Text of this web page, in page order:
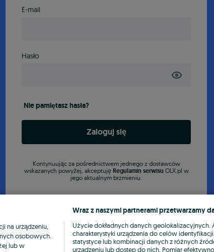
E-mail
Hasło
Nie pamiętasz hasła?
Zaloguj się
Kontynuując za pośrednictwem jednego z dostawców
wskazanych powyżej, akceptuję Regulamin serwisu OLX.pl w
jego aktualnym brzmieniu.
na urządzeniu,
osobowych.
lub w
Wraz z naszymi partnerami przetwarzamy
Użycie dokładnych danych geolokalizacyjnych.
charakterystyki urządzenia do celów
statystyce lub kombinacji danych z różnych
urządzeniu lub dostęp do nich. Pomiar